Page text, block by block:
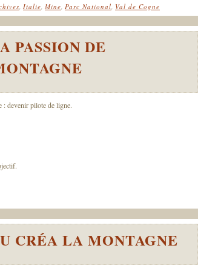
Italie Mine Parc National Val de Cogne
PASSION DE
: devenir pilote de ligne.
CRÉA LA MONTAGNE